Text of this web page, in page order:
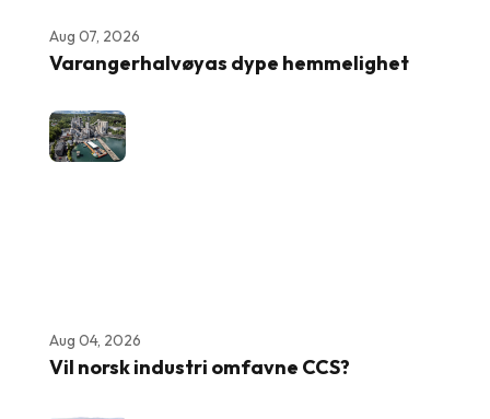
Aug 07, 2026
Varangerhalvøyas dype hemmelighet
Aug 04, 2026
Vil norsk industri omfavne CCS?